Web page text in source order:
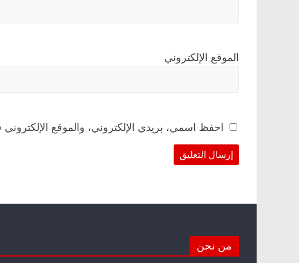
الموقع الإلكتروني
احفظ اسمي، بريدي الإلكتروني، والموقع
من نحن